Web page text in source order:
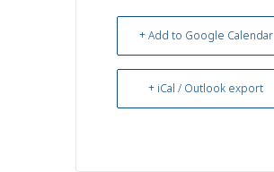
+ Add to Google Calendar
+ iCal / Outlook export